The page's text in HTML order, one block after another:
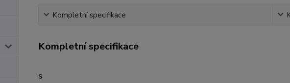
Kompletní specifikace
Kompletní specifikace
s